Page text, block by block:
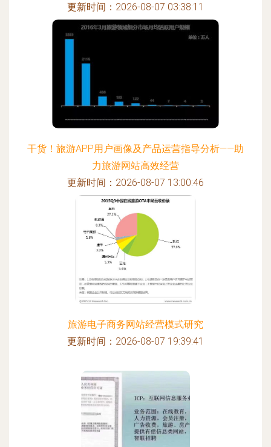
更新时间：2026-08-07 03:38:11
干货！旅游APP用户画像及产品运营指导分析——助
力旅游网站高效经营
更新时间：2026-08-07 13:00:46
旅游电子商务网站经营模式研究
更新时间：2026-08-07 19:39:41